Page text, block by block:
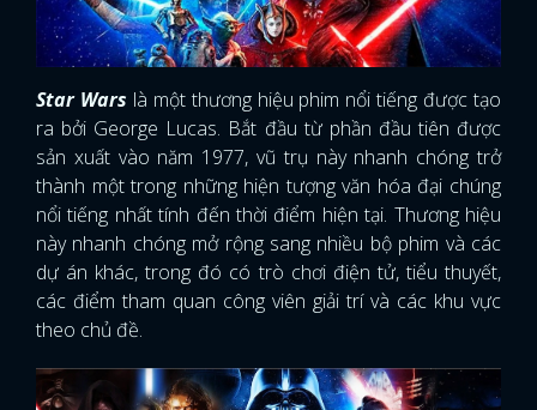
Star Wars là một thương hiệu phim nổi tiếng được tạo
ra bởi George Lucas. Bắt đầu từ phần đầu tiên được
sản xuất vào năm 1977, vũ trụ này nhanh chóng trở
thành một trong những hiện tượng văn hóa đại chúng
nổi tiếng nhất tính đến thời điểm hiện tại. Thương hiệu
này nhanh chóng mở rộng sang nhiều bộ phim và các
dự án khác, trong đó có trò chơi điện tử, tiểu thuyết,
các điểm tham quan công viên giải trí và các khu vực
theo chủ đề.